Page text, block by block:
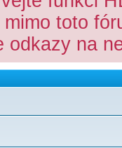
toto
odkazy na